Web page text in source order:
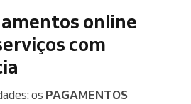
online
com
os PAGAMENTOS